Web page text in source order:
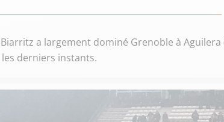
a largement dominé Grenoble à Aguilera
derniers instants.